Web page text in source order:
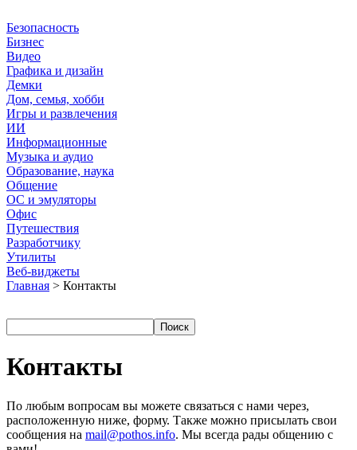
Безопасность
Бизнес
Видео
Графика и дизайн
Демки
Дом, семья, хобби
Игры и развлечения
ИИ
Информационные
Музыка и аудио
Образование, наука
Общение
ОС и эмуляторы
Офис
Путешествия
Разработчику
Утилиты
Веб-виджеты
Главная > Контакты
Контакты
По любым вопросам вы можете связаться с нами через,
расположенную ниже, форму. Также можно присылать свои
сообщения на mail@pothos.info. Мы всегда рады общению с